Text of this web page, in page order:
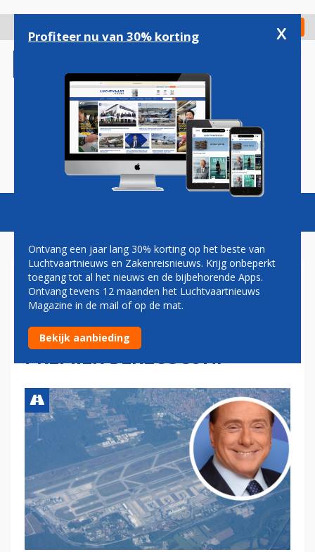
gaan
Check in
Magazine Podcasts Vacatures
LUCHTHAVEN MILAAN MAG
VERNOEMD BLIJVEN NAAR
CONTROVERSIËLE EX-
PREMIER BERLUSCONI
Profiteer nu van 30% korting x
Ontvang een jaar lang 30% korting op het beste van
Luchtvaartnieuws en Zakenreisnieuws. Krijg onbeperkt
toegang tot al het nieuws en de bijbehorende Apps.
Ontvang tevens 12 maanden het Luchtvaartnieuws
Magazine in de mail of op de mat.
Bekijk aanbieding